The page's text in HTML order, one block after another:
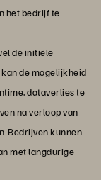
het bedrijf te
de initiële
de mogelijkheid
dataverlies te
na verloop van
Bedrijven kunnen
met langdurige